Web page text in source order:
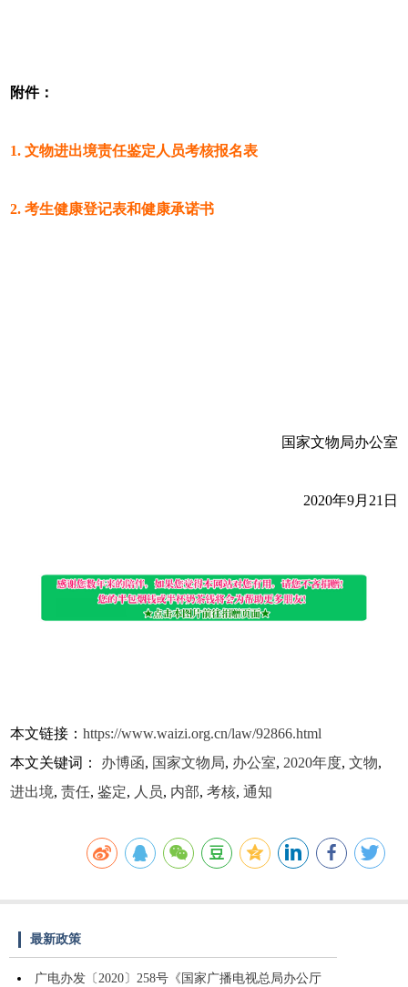
附件：
1. 文物进出境责任鉴定人员考核报名表
2. 考生健康登记表和健康承诺书
国家文物局办公室
2020年9月21日
本文链接：https://www.waizi.org.cn/law/92866.html
本文关键词： 办博函, 国家文物局, 办公室,2020年度,文物,
进出境,责任,鉴定, 人员, 内部,考核,通知
最新政策
广电办发〔2020〕258号《国家广播电视总局办公厅